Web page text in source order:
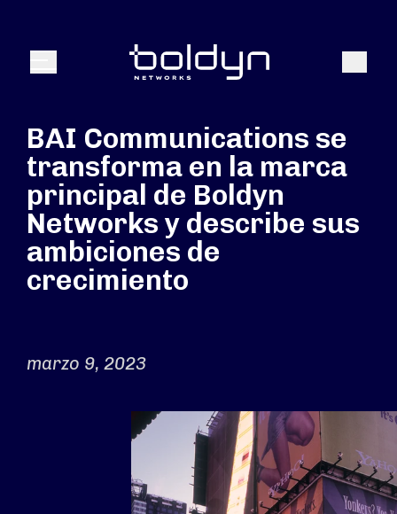
Menú Buscar
BAI Communications se
transforma en la marca
principal de Boldyn
Networks y describe sus
ambiciones de
crecimiento
marzo 9, 2023